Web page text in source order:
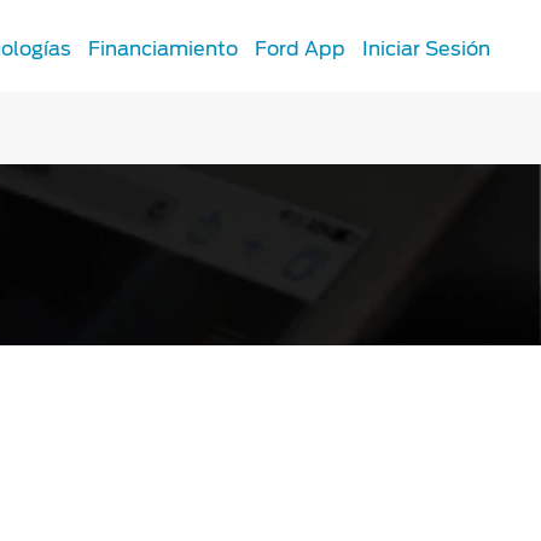
SYNC
Financiamiento Ford App Iniciar Sesión